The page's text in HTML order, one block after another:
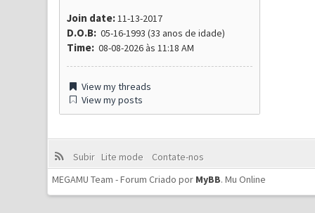
Join date:11-13-2017
D.O.B:05-16-1993 (33 anos de idade)
Time:08-08-2026 às 11:18 AM
View my threads
View my posts
Subir Lite mode
Contate-nos
MEGAMU Team - Forum Criado por MyBB.Mu Online